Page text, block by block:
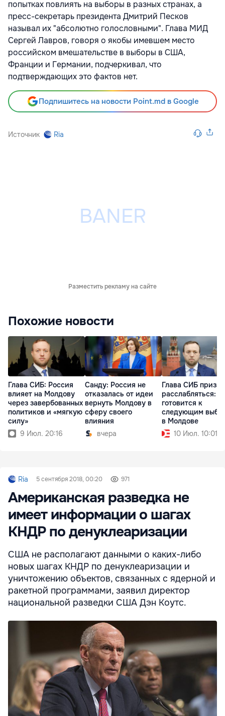
попытках повлиять на выборы в разных странах, а
пресс-секретарь президента Дмитрий Песков
называл их "абсолютно голословными". Глава МИД
Сергей Лавров, говоря о якобы имевшем место
российском вмешательстве в выборы в США,
Франции и Германии, подчеркивал, что
подтверждающих это фактов нет.
Подпишитесь на новости Point.md в Google
Источник Ria
Разместить рекламу на сайте
Похожие новости
Глава СИБ: Россия
влияет на Молдову
через завербованных
политиков и «мягкую
силу»
9 Июл. 20:16
Санду: Россия не
отказалась от идеи
вернуть Молдову в
сферу своего
влияния
вчера
Глава СИБ
расслабляться:
готовится к
следующим
в Молдове
10 Июл. 10:01
Ria 5 сентября 2018, 00:20 971
Американская разведка не
имеет информации о шагах
КНДР по денуклеаризации
США не располагают данными о каких-либо
новых шагах КНДР по денуклеаризации и
уничтожению объектов, связанных с ядерной и
ракетной программами, заявил директор
национальной разведки США Дэн Коутс.